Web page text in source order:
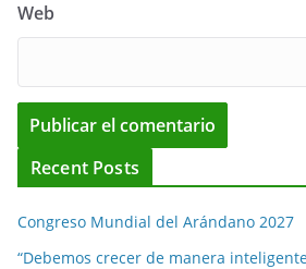
Web
Recent Posts
Congreso Mundial del Arándano 2027
“Debemos crecer de manera